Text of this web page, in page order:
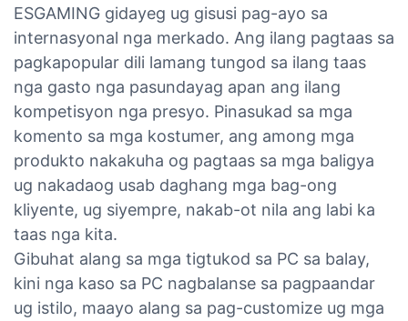
ESGAMING gidayeg ug gisusi pag-ayo sa
internasyonal nga merkado. Ang ilang pagtaas sa
pagkapopular dili lamang tungod sa ilang taas
nga gasto nga pasundayag apan ang ilang
kompetisyon nga presyo. Pinasukad sa mga
komento sa mga kostumer, ang among mga
produkto nakakuha og pagtaas sa mga baligya
ug nakadaog usab daghang mga bag-ong
kliyente, ug siyempre, nakab-ot nila ang labi ka
taas nga kita.
Gibuhat alang sa mga tigtukod sa PC sa balay,
kini nga kaso sa PC nagbalanse sa pagpaandar
ug istilo, maayo alang sa pag-customize ug mga